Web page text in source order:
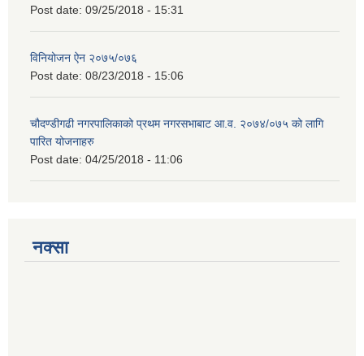
Post date: 09/25/2018 - 15:31
विनियोजन ऐन २०७५/०७६
Post date: 08/23/2018 - 15:06
चौदण्डीगढी नगरपालिकाको प्रथम नगरसभाबाट आ.व. २०७४/०७५ को लागि
पारित योजनाहरु
Post date: 04/25/2018 - 11:06
नक्सा